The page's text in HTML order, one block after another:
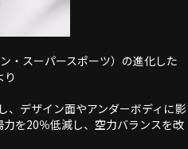
・スーパースポーツ）の進化した
、デザイン面やアンダーボディに影
を20％低減し、空力バランスを改